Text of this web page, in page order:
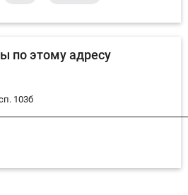
по этому адресу
103б